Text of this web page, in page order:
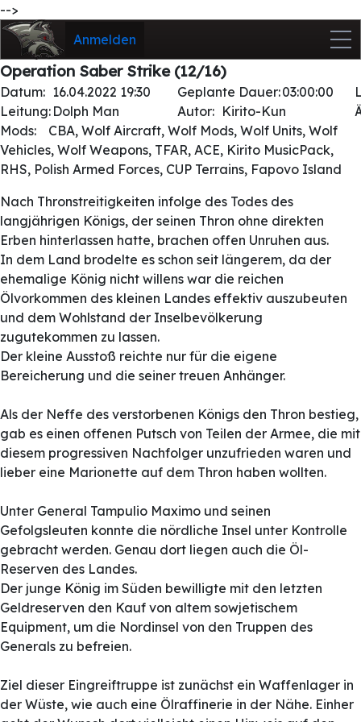
-->
Anmelden
Operation Saber Strike (12/16)
Datum: 16.04.2022 19:30 Geplante Dauer:03:00:00
Leitung: Dolph Man Autor: Kirito-Kun
Mods:
CBA, Wolf Aircraft, Wolf Mods, Wolf Units, Wolf
Vehicles, Wolf Weapons, TFAR, ACE, Kirito MusicPack,
RHS, Polish Armed Forces, CUP Terrains, Fapovo Island
Nach Thronstreitigkeiten infolge des Todes des
langjährigen Königs, der seinen Thron ohne direkten
Erben hinterlassen hatte, brachen offen Unruhen aus.
In dem Land brodelte es schon seit längerem, da der
ehemalige König nicht willens war die reichen
Ölvorkommen des kleinen Landes effektiv auszubeuten
und dem Wohlstand der Inselbevölkerung
zugutekommen zu lassen.
Der kleine Ausstoß reichte nur für die eigene
Bereicherung und die seiner treuen Anhänger.
Als der Neffe des verstorbenen Königs den Thron bestieg,
gab es einen offenen Putsch von Teilen der Armee, die mit
diesem progressiven Nachfolger unzufrieden waren und
lieber eine Marionette auf dem Thron haben wollten.
Unter General Tampulio Maximo und seinen
Gefolgsleuten konnte die nördliche Insel unter Kontrolle
gebracht werden. Genau dort liegen auch die Öl-
Reserven des Landes.
Der junge König im Süden bewilligte mit den letzten
Geldreserven den Kauf von altem sowjetischem
Equipment, um die Nordinsel von den Truppen des
Generals zu befreien.
Ziel dieser Eingreiftruppe ist zunächst ein Waffenlager in
der Wüste, wie auch eine Ölraffinerie in der Nähe. Einher